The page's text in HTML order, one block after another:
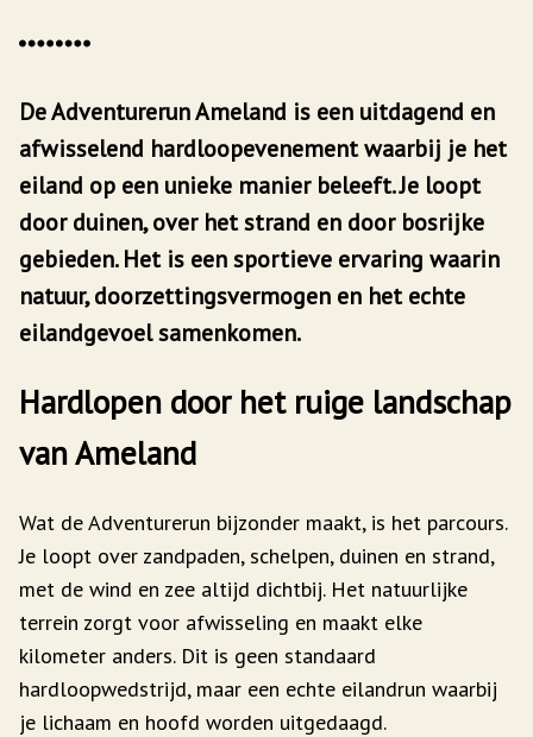
De Adventurerun Ameland is een uitdagend en
afwisselend hardloopevenement waarbij je het
eiland op een unieke manier beleeft. Je loopt
door duinen, over het strand en door bosrijke
gebieden. Het is een sportieve ervaring waarin
natuur, doorzettingsvermogen en het echte
eilandgevoel samenkomen.
Hardlopen door het ruige landschap
van Ameland
Wat de Adventurerun bijzonder maakt, is het parcours.
Je loopt over zandpaden, schelpen, duinen en strand,
met de wind en zee altijd dichtbij. Het natuurlijke
terrein zorgt voor afwisseling en maakt elke
kilometer anders. Dit is geen standaard
hardloopwedstrijd, maar een echte eiland­run waarbij
je lichaam en hoofd worden uitgedaagd.